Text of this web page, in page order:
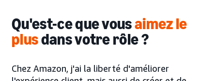
Qu'est-ce que vousaimez le
plusdans votre rôle ?
Chez Amazon, j'ai la liberté d'améliorer